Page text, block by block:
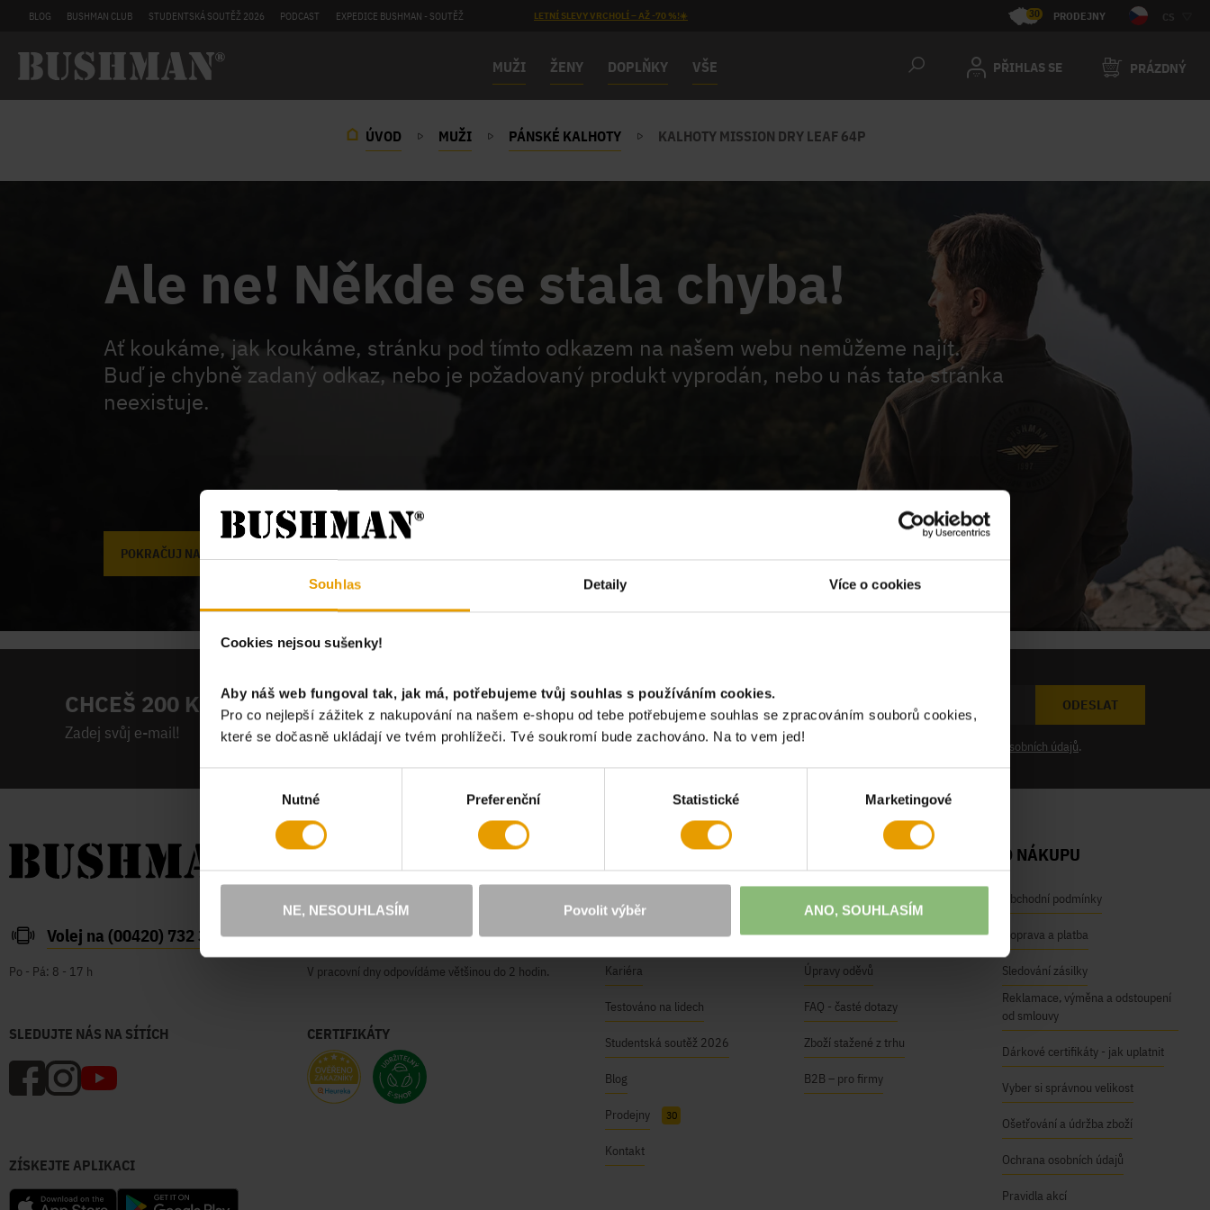
Souhlas Detaily Více o cookies
Cookies nejsou sušenky!
Aby náš web fungoval tak, jak má, potřebujeme tvůj souhlas s používáním cookies.
Pro co nejlepší zážitek z nakupování na našem e-shopu od tebe potřebujeme souhlas se zpracováním souborů cookies,
které se dočasně ukládají ve tvém prohlížeči. Tvé soukromí bude zachováno. Na to vem jed!
Nutné Preferenční Statistické Marketingové
NE, NESOUHLASÍM Povolit výběr ANO, SOUHLASÍM
BLOG BUSHMAN CLUB STUDENTSKÁ SOUTĚŽ 2026 PODCAST EXPEDICE BUSHMAN - SOUTĚŽ LETNÍ SLEVY VRCHOLÍ – AŽ -70 %!☀️ 30 PRODEJNY CS
MUŽI ŽENY DOPLŇKY VŠE PŘIHLAS SE PRÁZDNÝ
ÚVOD MUŽI PÁNSKÉ KALHOTY KALHOTY MISSION DRY LEAF 64P
Ale ne! Někde se stala chyba!
Ať koukáme, jak koukáme, stránku pod tímto odkazem na našem webu nemůžeme najít.
Buď je chybně zadaný odkaz, nebo je požadovaný produkt vyprodán, nebo u nás tato stránka
neexistuje.
POKRAČUJ NA ÚVODNÍ STRÁNKU
CHCEŠ 200 KČ NA PRVNÍ NÁKUP?
Zadej svůj e-mail!
ODESLAT
Chci odebírat novinky a souhlasím se zpracováním osobních údajů.
Volej na (00420) 732 387 626
Po - Pá: 8 - 17 h
zakaznici@bushman.cz
V pracovní dny odpovídáme většinou do 2 hodin.
SLEDUJTE NÁS NA SÍTÍCH CERTIFIKÁTY
ZÍSKEJTE APLIKACI
BUSHMAN Club
Kariéra
Testováno na lidech
Studentská soutěž 2026
Blog
Prodejny 30
Kontakt
NAŠE SLUŽBY
Osobní odběr na prodejnách
Módní inspirace
Úpravy oděvů
FAQ - časté dotazy
Zboží stažené z trhu
B2B – pro firmy
O NÁKUPU
Obchodní podmínky
Doprava a platba
Sledování zásilky
Reklamace, výměna a odstoupení
od smlouvy
Dárkové certifikáty - jak uplatnit
Vyber si správnou velikost
Ošetřování a údržba zboží
Ochrana osobních údajů
Pravidla akcí